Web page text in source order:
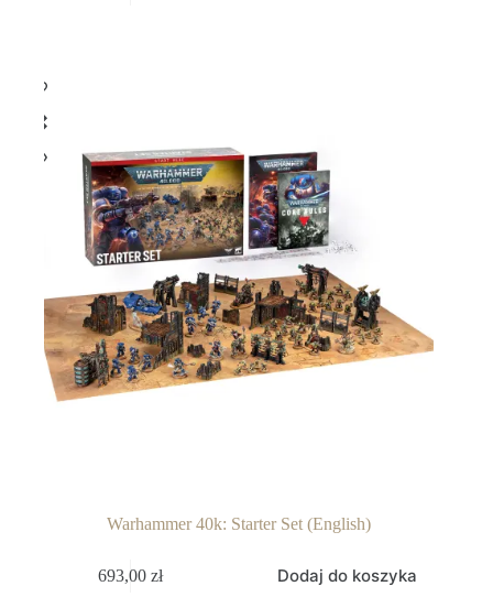
Warhammer 40k: Starter Set (English)
693,00zł Dodaj do koszyka